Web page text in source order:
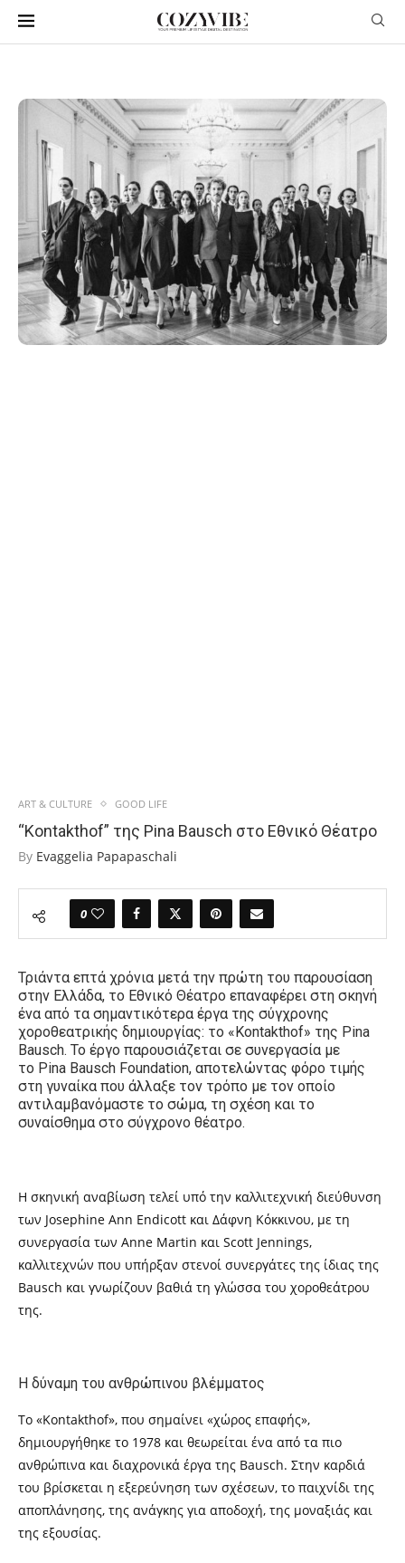
ART & CULTURE GOOD LIFE
“Kontakthof” της Pina Bausch στο Εθνικό Θέατρο
By Evaggelia Papapaschali
0
Τριάντα επτά χρόνια μετά την πρώτη του παρουσίαση
στην Ελλάδα, το Εθνικό Θέατρο επαναφέρει στη σκηνή
ένα από τα σημαντικότερα έργα της σύγχρονης
χοροθεατρικής δημιουργίας: το «Kontakthof» της Pina
Bausch. Το έργο παρουσιάζεται σε συνεργασία με
το Pina Bausch Foundation, αποτελώντας φόρο τιμής
στη γυναίκα που άλλαξε τον τρόπο με τον οποίο
αντιλαμβανόμαστε το σώμα, τη σχέση και το
συναίσθημα στο σύγχρονο θέατρο.
Η σκηνική αναβίωση τελεί υπό την καλλιτεχνική διεύθυνση
των Josephine Ann Endicott και Δάφνη Κόκκινου, με τη
συνεργασία των Anne Martin και Scott Jennings,
καλλιτεχνών που υπήρξαν στενοί συνεργάτες της ίδιας της
Bausch και γνωρίζουν βαθιά τη γλώσσα του χοροθεάτρου
της.
Η δύναμη του ανθρώπινου βλέμματος
Το «Kontakthof», που σημαίνει «χώρος επαφής»,
δημιουργήθηκε το 1978 και θεωρείται ένα από τα πιο
ανθρώπινα και διαχρονικά έργα της Bausch. Στην καρδιά
του βρίσκεται η εξερεύνηση των σχέσεων, το παιχνίδι της
αποπλάνησης, της ανάγκης για αποδοχή, της μοναξιάς και
της εξουσίας.